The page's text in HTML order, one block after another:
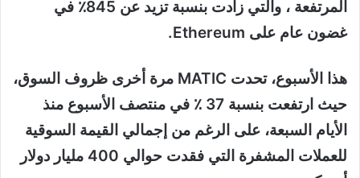
المرتفعة ، والتي زادت بنسبة تزيد عن 845٪ في
غضون عام على Ethereum.
هذا الأسبوع، تحدت MATIC مرة أخرى ظروف السوق،
حيث ارتفعت بنسبة 37 ٪ في منتصف الأسبوع منذ
الأيام السبعة، على الرغم من إجمالي القيمة السوقية
للعملات المشفرة التي فقدت حوالي 400 مليار دولار